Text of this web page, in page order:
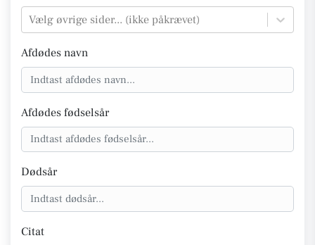
Vælg øvrige sider... (ikke påkrævet)
Afdødes navn
Afdødes fødselsår
Dødsår
Citat